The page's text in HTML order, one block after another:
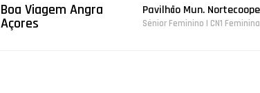
Boa Viagem Angra
Açores
Pavilhão Mun.
Sénior Feminino | CN1 Feminina